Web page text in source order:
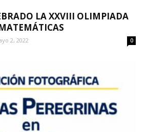
LA XXVIII OLIMPIADA
2, 2022 0